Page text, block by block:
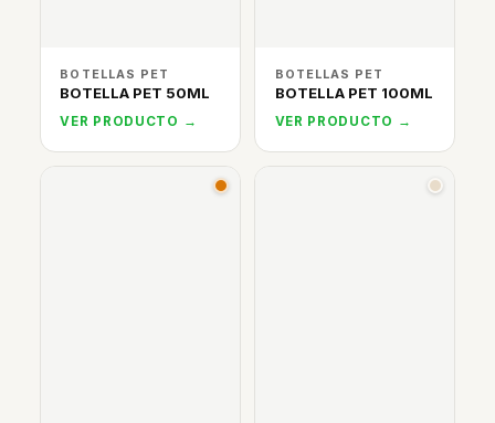
BOTELLAS PET
BOTELLA PET 50ML
VER PRODUCTO →
BOTELLAS PET
BOTELLA PET 100ML
VER PRODUCTO →